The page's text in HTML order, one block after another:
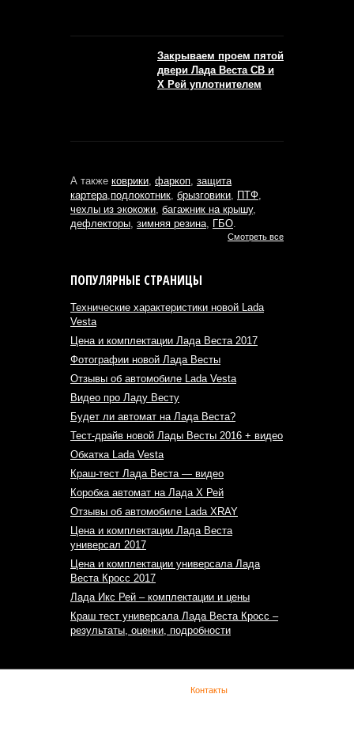
Закрываем проем пятой
двери Лада Веста СВ и
Х Рей уплотнителем
А также коврики фаркоп защита
картера подлокотник брызговики ПТФ
чехлы из экокожи багажник на крышу,
дефлекторы зимняя резина ГБО
Смотреть все
ПОПУЛЯРНЫЕ СТРАНИЦЫ
Технические характеристики новой Lada
Vesta
Цена и комплектации Лада Веста 2017
Фотографии новой Лада Весты
Отзывы об автомобиле Lada Vesta
Видео про Ладу Весту
Будет ли автомат на Лада Веста?
Тест-драйв новой Лады Весты 2016 + видео
Обкатка Lada Vesta
Краш-тест Лада Веста — видео
Коробка автомат на Лада Х Рей
Отзывы об автомобиле Lada XRAY
Цена и комплектации Лада Веста
универсал 2017
Цена и комплектации универсала Лада
Веста Кросс 2017
Лада Икс Рей – комплектации и цены
Краш тест универсала Лада Веста Кросс –
результаты, оценки, подробности
Контакты